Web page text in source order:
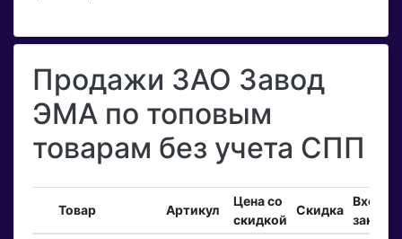
Продажи ЗАО Завод
ЭМА по топовым
товарам без учета СПП
Товар Артикул
Цена со
скидкой
Скидка
заказы